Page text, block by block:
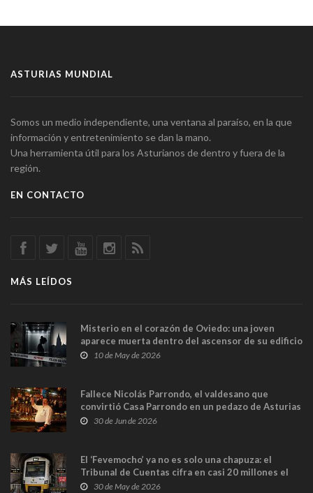
ASTURIAS MUNDIAL
Somos un medio independiente, una ventana al paraíso, en la que
información y entretenimiento se dan la mano.
Una herramienta útil para los Asturianos de dentro y fuera de la
región.
EN CONTACTO
MÁS LEÍDOS
Misterio en el corazón de Oviedo: una joven
aparece muerta dentro del ascensor de su edificio
y las cámaras captan sus últimos minutos
10 de May de 2026
Fallece Nicolás Parrondo, el valdesano que
convirtió Casa Parrondo en un pedazo de Asturias
en Madrid
30 de Jun de 2026
El ‘Fevemocho’ ya no es solo una chapuza: el
Tribunal de Cuentas cifra en casi 20 millones el
sobrecoste de los trenes que no cabían por los
30 de May de 2026